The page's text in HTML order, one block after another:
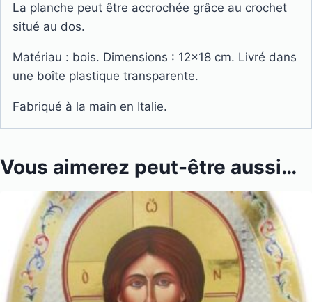
La planche peut être accrochée grâce au crochet
situé au dos.
Matériau : bois. Dimensions : 12×18 cm. Livré dans
une boîte plastique transparente.
Fabriqué à la main en Italie.
Vous aimerez peut-être aussi…